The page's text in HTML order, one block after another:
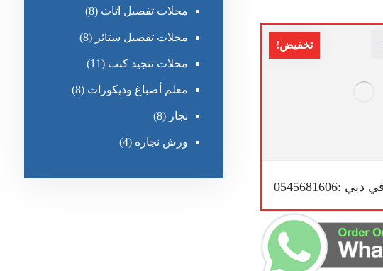
تخفيض!
محلات تفصيل اثاث (8)
محلات تفصيل ستائر (8)
محلات تنجيد كنب (11)
معلم أصباغ وديكورات (8)
نجار (8)
ورش نجاره (4)